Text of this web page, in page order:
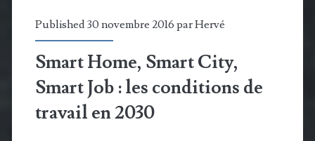
Published 30 novembre 2016 parHervé
Smart Home, Smart City,
Smart Job : les conditions de
travail en 2030